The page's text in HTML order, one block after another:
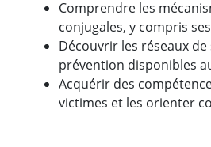
Comprendre les
conjugales, y compris
Découvrir les réseaux
prévention disponibles
Acquérir des
victimes et les orienter